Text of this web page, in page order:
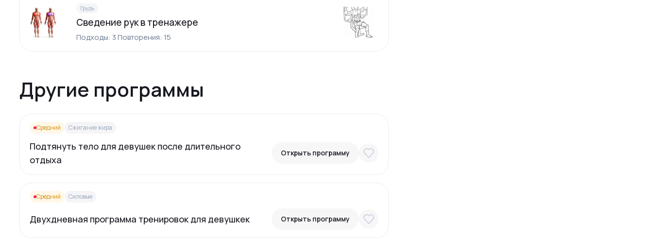
Грудь
Сведение рук в тренажере
Подходы: 3 Повторения: 15
Другие программы
Средний Сжигание жира
Подтянуть тело для девушек после длительного
отдыха
Открыть программу
Средний Силовые
Двухдневная программа тренировок для девушкек Открыть программу